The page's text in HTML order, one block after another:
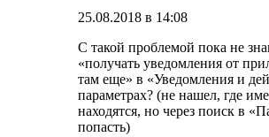
25.08.2018 в 14:08
С такой проблемой пока не
«получать уведомления от
там еще» в «Уведомления и
параметрах? (не нашел, где
находятся, но через поиск в
попасть)